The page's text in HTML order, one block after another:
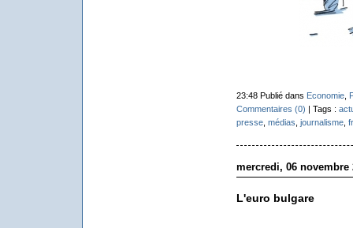
23:48 Publié dans Economie,
Commentaires (0) | Tags :
presse, médias journalisme,
mercredi, 06 novembre
L'euro bulgare